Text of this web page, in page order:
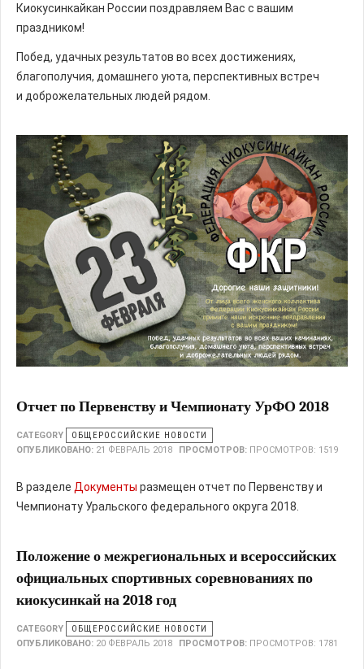
Киокусинкайкан России поздравляем Вас с вашим
праздником!
Побед, удачных результатов во всех достижениях,
благополучия, домашнего уюта, перспективных встреч
и доброжелательных людей рядом.
Отчет по Первенству и Чемпионату УрФО 2018
CATEGORY
ОБЩЕРОССИЙСКИЕ НОВОСТИ
ОПУБЛИКОВАНО: 21 ФЕВРАЛЬ 2018 ПРОСМОТРОВ: ПРОСМОТРОВ: 1519
В разделе Документы размещен отчет по Первенству и
Чемпионату Уральского федерального округа 2018.
Положение о межрегиональных и всероссийских
официальных спортивных соревнованиях по
киокусинкай на 2018 год
CATEGORY
ОБЩЕРОССИЙСКИЕ НОВОСТИ
ОПУБЛИКОВАНО: 20 ФЕВРАЛЬ 2018 ПРОСМОТРОВ: ПРОСМОТРОВ: 1781